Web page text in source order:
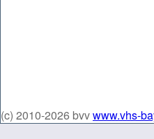
(c) 2010-2026 bvvwww.vhs-